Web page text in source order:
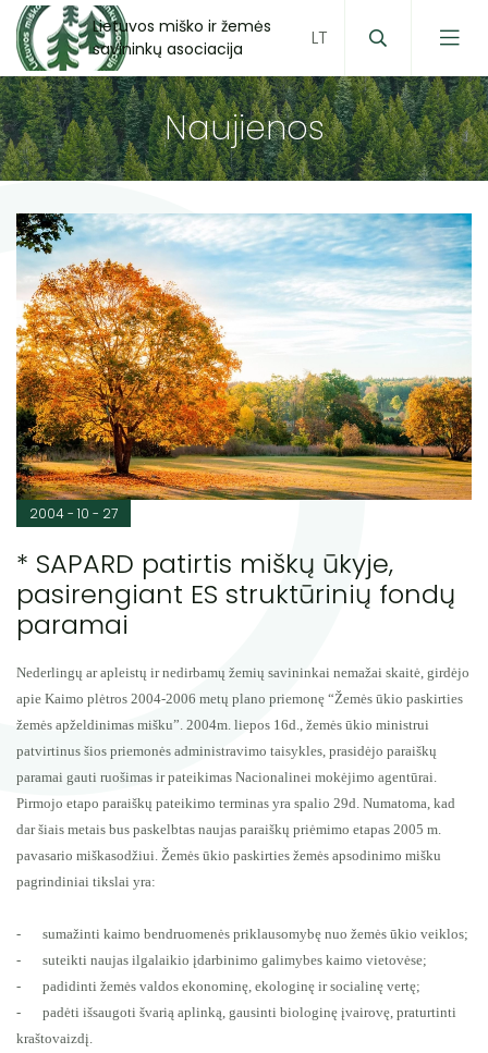
Lietuvos miško ir žemės
savininkų asociacija
Naujienos
2004 - 10 - 27
* SAPARD patirtis miškų ūkyje,
pasirengiant ES struktūrinių fondų
paramai
Nederlingų ar apleistų ir nedirbamų žemių savininkai nemažai skaitė, girdėjo
apie Kaimo plėtros 2004-2006 metų plano priemonę “Žemės ūkio paskirties
žemės apželdinimas mišku”. 2004m. liepos 16d., žemės ūkio ministrui
patvirtinus šios priemonės administravimo taisykles, prasidėjo paraiškų
paramai gauti ruošimas ir pateikimas Nacionalinei mokėjimo agentūrai.
Pirmojo etapo paraiškų pateikimo terminas yra spalio 29d. Numatoma, kad
dar šiais metais bus paskelbtas naujas paraiškų priėmimo etapas 2005 m.
pavasario miškasodžiui. Žemės ūkio paskirties žemės apsodinimo mišku
pagrindiniai tikslai yra:
-
sumažinti kaimo bendruomenės priklausomybę nuo žemės ūkio veiklos;
-
suteikti naujas ilgalaikio įdarbinimo galimybes kaimo vietovėse;
-
padidinti žemės valdos ekonominę, ekologinę ir socialinę vertę;
-
padėti išsaugoti švarią aplinką, gausinti biologinę įvairovę, praturtinti
kraštovaizdį.